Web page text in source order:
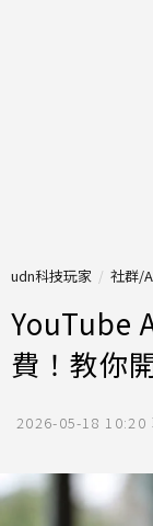
udn科技玩家 社群/
YouTube
費！教你
2026-05-18 10:20